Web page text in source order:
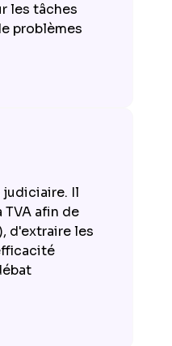
les tâches
problèmes
judiciaire. Il
afin de
d'extraire les